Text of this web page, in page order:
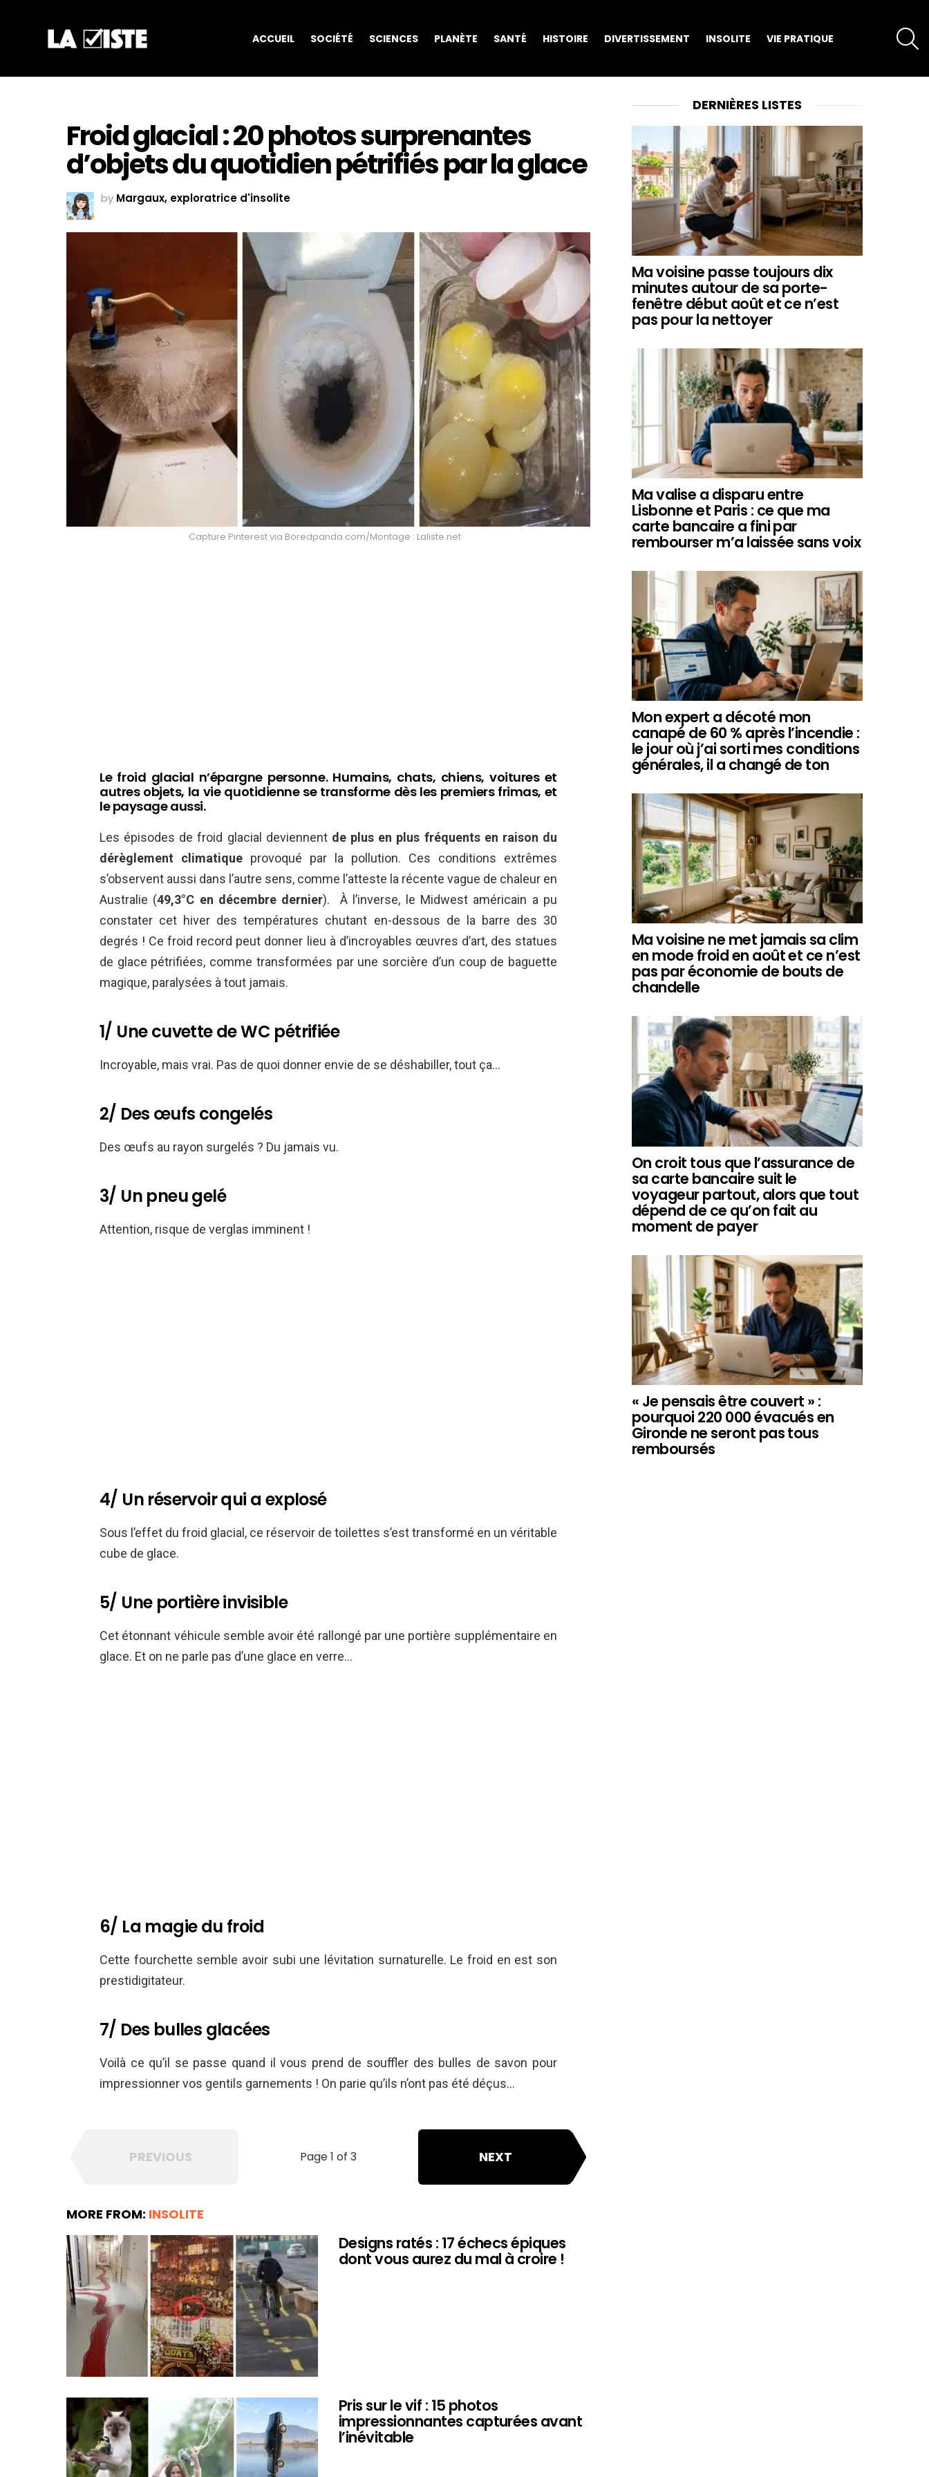
ACCUEIL SOCIÉTÉ SCIENCES PLANÈTE SANTÉ HISTOIRE DIVERTISSEMENT INSOLITE VIE PRATIQUE
Froid glacial : 20 photos surprenantes
d’objets du quotidien pétrifiés par la glace
by Margaux, exploratrice d'insolite
Capture Pinterest via Boredpanda.com/Montage : Laliste.net
Le froid glacial n’épargne personne. Humains, chats, chiens, voitures et
autres objets, la vie quotidienne se transforme dès les premiers frimas, et
le paysage aussi.
Les épisodes de froid glacial deviennent de plus en plus fréquents en raison du
dérèglement climatique provoqué par la pollution. Ces conditions extrêmes
s’observent aussi dans l’autre sens, comme l’atteste la récente vague de chaleur en
Australie (49,3°C en décembre dernier). À l’inverse, le Midwest américain a pu
constater cet hiver des températures chutant en-dessous de la barre des 30
degrés ! Ce froid record peut donner lieu à d’incroyables œuvres d’art, des statues
de glace pétrifiées, comme transformées par une sorcière d’un coup de baguette
magique, paralysées à tout jamais.
1/ Une cuvette de WC pétrifiée
Incroyable, mais vrai. Pas de quoi donner envie de se déshabiller, tout ça…
2/ Des œufs congelés
Des œufs au rayon surgelés ? Du jamais vu.
3/ Un pneu gelé
Attention, risque de verglas imminent !
4/ Un réservoir qui a explosé
Sous l’effet du froid glacial, ce réservoir de toilettes s’est transformé en un véritable
cube de glace.
5/ Une portière invisible
Cet étonnant véhicule semble avoir été rallongé par une portière supplémentaire en
glace. Et on ne parle pas d’une glace en verre…
6/ La magie du froid
Cette fourchette semble avoir subi une lévitation surnaturelle. Le froid en est son
prestidigitateur.
7/ Des bulles glacées
Voilà ce qu’il se passe quand il vous prend de souffler des bulles de savon pour
impressionner vos gentils garnements ! On parie qu’ils n’ont pas été déçus…
Page 1 of 3
PREVIOUS NEXT
MORE FROM: INSOLITE
Designs ratés : 17 échecs épiques
dont vous aurez du mal à croire !
Pris sur le vif : 15 photos
impressionnantes capturées avant
l’inévitable
DERNIÈRES LISTES
Ma voisine passe toujours dix
minutes autour de sa porte-
fenêtre début août et ce n’est
pas pour la nettoyer
Ma valise a disparu entre
Lisbonne et Paris : ce que ma
carte bancaire a fini par
rembourser m’a laissée sans voix
Mon expert a décoté mon
canapé de 60 % après l’incendie :
le jour où j’ai sorti mes conditions
générales, il a changé de ton
Ma voisine ne met jamais sa clim
en mode froid en août et ce n’est
pas par économie de bouts de
chandelle
On croit tous que l’assurance de
sa carte bancaire suit le
voyageur partout, alors que tout
dépend de ce qu’on fait au
moment de payer
« Je pensais être couvert » :
pourquoi 220 000 évacués en
Gironde ne seront pas tous
remboursés